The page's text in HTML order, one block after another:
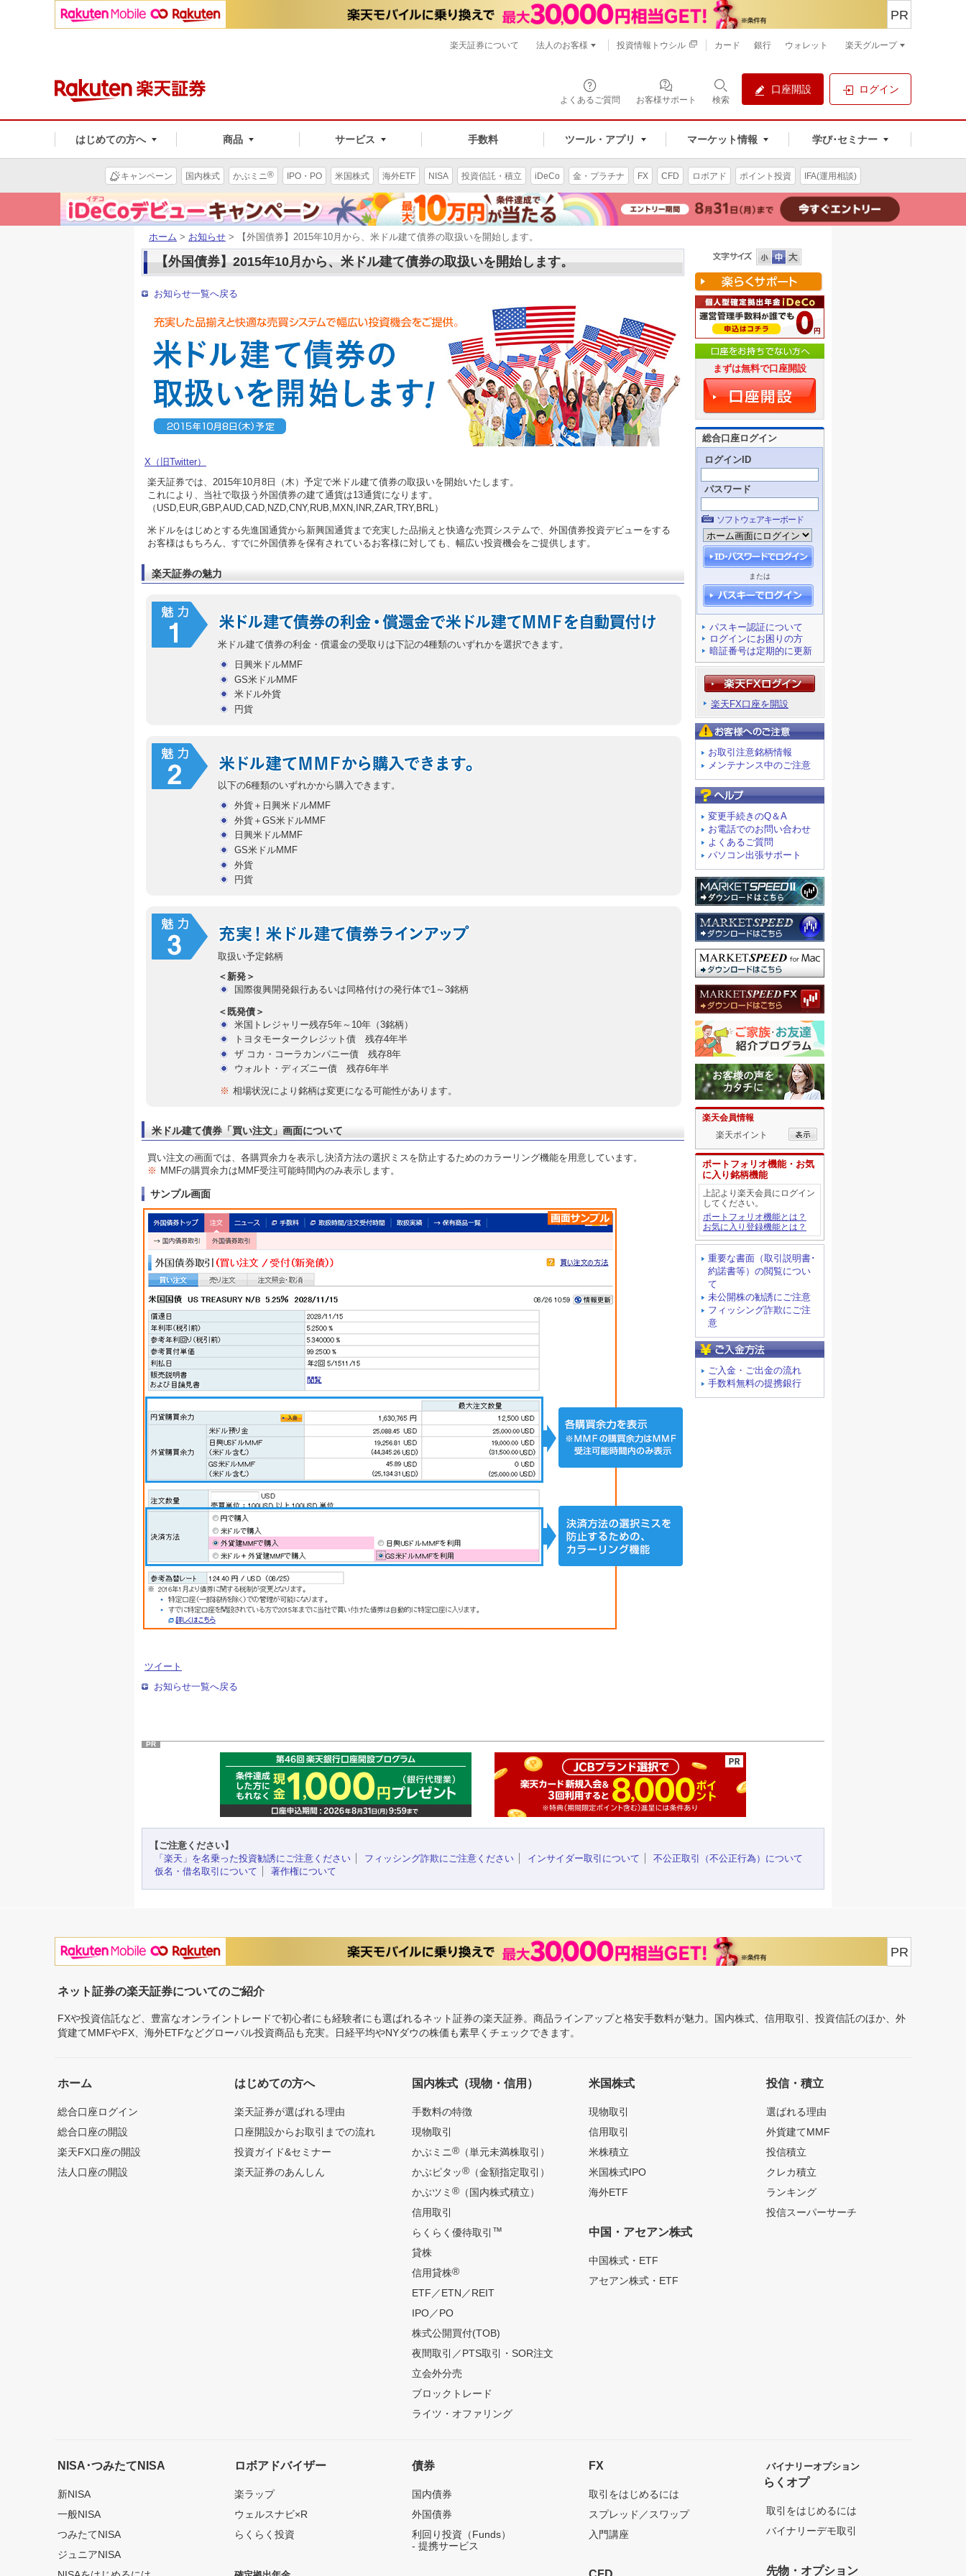
よくあるご質問 お客様サポート 検索
口座開設 ログイン
はじめての方へ 商品 サービス 手数料 ツール・アプリ マーケット情報 学び･セミナー
PR
楽天証券について 法人のお客様 投資情報トウシル カード 銀行 ウォレット 楽天グループ
キャンペーン 国内株式 かぶミニ® IPO・PO 米国株式 海外ETF NISA 投資信託・積立 iDeCo 金・プラチナ FX CFD ロボアド ポイント投資 IFA(運用相談)
ホーム > お知らせ > 【外国債券】2015年10月から、米ドル建て債券の取扱いを開始します。
【外国債券】2015年10月から、米ドル建て債券の取扱いを開始します。
お知らせ一覧へ戻る
X（旧Twitter）
楽天証券では、2015年10月8日（木）予定で米ドル建て債券の取扱いを開始いたします。
これにより、当社で取扱う外国債券の建て通貨は13通貨になります。
（USD,EUR,GBP,AUD,CAD,NZD,CNY,RUB,MXN,INR,ZAR,TRY,BRL）
米ドルをはじめとする先進国通貨から新興国通貨まで充実した品揃えと快適な売買システムで、外国債券投資デビューをする
お客様はもちろん、すでに外国債券を保有されているお客様に対しても、幅広い投資機会をご提供します。
楽天証券の魅力
米ドル建て債券の利金・償還金の受取りは下記の4種類のいずれかを選択できます。
日興米ドルMMF
GS米ドルMMF
米ドル外貨
円貨
以下の6種類のいずれかから購入できます。
外貨＋日興米ドルMMF
外貨＋GS米ドルMMF
日興米ドルMMF
GS米ドルMMF
外貨
円貨
取扱い予定銘柄
＜新発＞
国際復興開発銀行あるいは同格付けの発行体で1～3銘柄
＜既発債＞
米国トレジャリー残存5年～10年（3銘柄）
トヨタモータークレジット債 残存4年半
ザ コカ・コーラカンパニー債 残存8年
ウォルト・ディズニー債 残存6年半
※ 相場状況により銘柄は変更になる可能性があります。
米ドル建て債券「買い注文」画面について
買い注文の画面では、各購買余力を表示し決済方法の選択ミスを防止するためのカラーリング機能を用意しています。
※ MMFの購買余力はMMF受注可能時間内のみ表示します。
サンプル画面
ツイート
お知らせ一覧へ戻る
まずは無料で口座開設
総合口座ログイン
ログインID
パスワード
ソフトウェアキーボード
または
パスキー認証について
ログインにお困りの方
暗証番号は定期的に更新
楽天FX口座を開設
お取引注意銘柄情報
メンテナンス中のご注意
変更手続きのQ＆A
お電話でのお問い合わせ
よくあるご質問
パソコン出張サポート
楽天会員情報
楽天ポイント
ポートフォリオ機能・お気
に入り銘柄機能
上記より楽天会員にログイン
してください。
ポートフォリオ機能とは？
お気に入り登録機能とは？
重要な書面（取引説明書･
約諾書等）の閲覧につい
て
未公開株の勧誘にご注意
フィッシング詐欺にご注
意
ご入金・ご出金の流れ
手数料無料の提携銀行
PR
【ご注意ください】
「楽天」を名乗った投資勧誘にご注意ください
フィッシング詐欺にご注意ください インサイダー取引について
不公正取引（不公正行為）について
仮名・借名取引について
著作権について
PR
ネット証券の楽天証券についてのご紹介
FXや投資信託など、豊富なオンライントレードで初心者にも経験者にも選ばれるネット証券の楽天証券。商品ラインアップと格安手数料が魅力。国内株式、信用取引、投資信託のほか、外
貨建てMMFやFX、海外ETFなどグローバル投資商品も充実。日経平均やNYダウの株価も素早くチェックできます。
ホーム
総合口座ログイン
総合口座の開設
楽天FX口座の開設
法人口座の開設
はじめての方へ
楽天証券が選ばれる理由
口座開設からお取引までの流れ
投資ガイド&セミナー
楽天証券のあんしん
国内株式（現物・信用）
手数料の特徴
現物取引
かぶミニ®（単元未満株取引）
かぶピタッ®（金額指定取引）
かぶツミ ®（国内株式積立）
信用取引
らくらく優待取引 ™
貸株
信用貸株®
ETF／ETN／REIT
IPO／PO
株式公開買付(TOB)
夜間取引／PTS取引・SOR注文
立会外分売
ブロックトレード
ライツ・オファリング
米国株式
現物取引
信用取引
米株積立
米国株式IPO
海外ETF
中国・アセアン株式
中国株式・ETF
アセアン株式・ETF
投信・積立
選ばれる理由
外貨建てMMF
投信積立
クレカ積立
ランキング
投信スーパーサーチ
NISA･つみたてNISA
新NISA
一般NISA
つみたてNISA
ジュニアNISA
ロボアドバイザー
楽ラップ
ウェルスナビ×R
らくらく投資
債券
国内債券
外国債券
利回り投資（Funds）
- 提携サービス
FX
取引をはじめるには
スプレッド／スワップ
入門講座
バイナリーオプション
らくオプ
取引をはじめるには
バイナリーデモ取引
先物・オプション